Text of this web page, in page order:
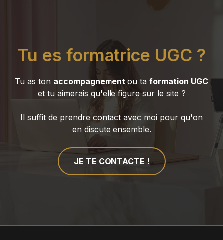
Tu es formatrice UGC ?
Tu as ton accompagnement ou ta formation UGC
et tu aimerais qu'elle figure sur le site ?
Il suffit de prendre contact avec moi pour qu'on
en discute ensemble.
JE TE CONTACTE !